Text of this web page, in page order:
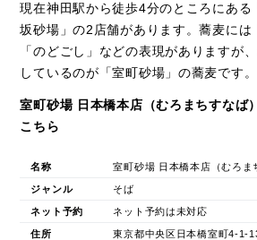
現在神田駅から徒歩4分のところにある
坂砂場」の2店舗があります。蕎麦には
「のどごし」などの表現がありますが
しているのが「室町砂場」の蕎麦です。
室町砂場 日本橋本店（むろまちすなば
こちら
名称 室町砂場 日本橋本店（むろま
ジャンル そば
ネット予約 ネット予約は未対応
住所 東京都中央区日本橋室町4-1-